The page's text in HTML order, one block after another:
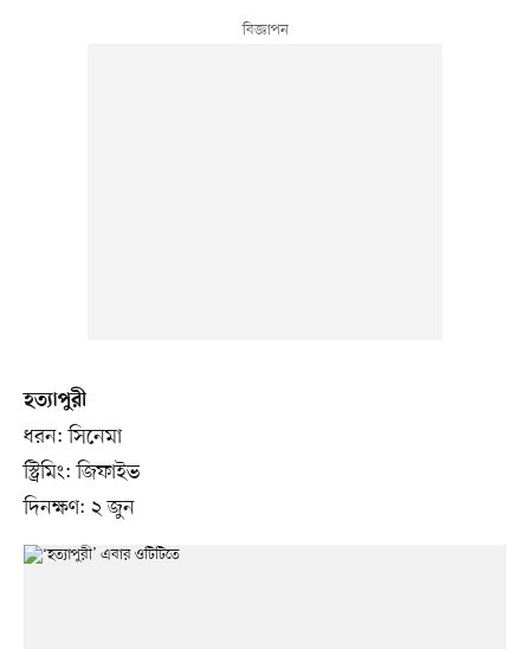
হত্যাপুরী
ধরন: সিনেমা
স্ট্রিমিং: জিফাইভ
দিনক্ষণ: ২ জুন